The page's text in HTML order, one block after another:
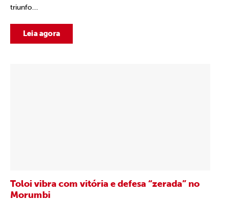
triunfo...
Leia agora
Toloi vibra com vitória e defesa “zerada” no
Morumbi